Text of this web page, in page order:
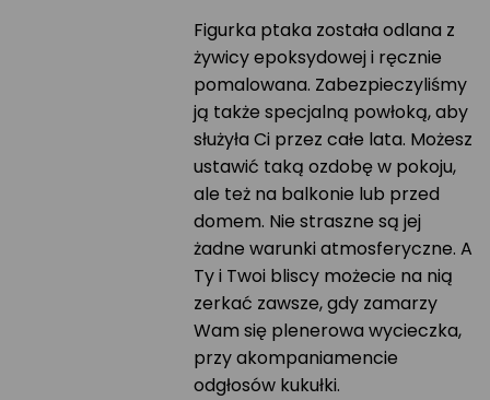
Figurka ptaka została odlana z
żywicy epoksydowej i ręcznie
pomalowana. Zabezpieczyliśmy
ją także specjalną powłoką, aby
służyła Ci przez całe lata. Możesz
ustawić taką ozdobę w pokoju,
ale też na balkonie lub przed
domem. Nie straszne są jej
żadne warunki atmosferyczne. A
Ty i Twoi bliscy możecie na nią
zerkać zawsze, gdy zamarzy
Wam się plenerowa wycieczka,
przy akompaniamencie
odgłosów kukułki.